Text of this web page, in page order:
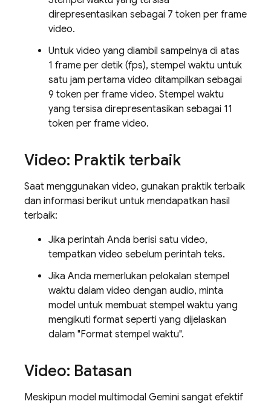
direpresentasikan sebagai 7 token per frame
video.
Untuk video yang diambil sampelnya di atas
1 frame per detik (fps), stempel waktu untuk
satu jam pertama video ditampilkan sebagai
9 token per frame video. Stempel waktu
yang tersisa direpresentasikan sebagai 11
token per frame video.
Video: Praktik terbaik
Saat menggunakan video, gunakan praktik terbaik
dan informasi berikut untuk mendapatkan hasil
terbaik:
Jika perintah Anda berisi satu video,
tempatkan video sebelum perintah teks.
Jika Anda memerlukan pelokalan stempel
waktu dalam video dengan audio, minta
model untuk membuat stempel waktu yang
mengikuti format seperti yang dijelaskan
dalam "Format stempel waktu".
Video: Batasan
Meskipun model multimodal Gemini sangat efektif